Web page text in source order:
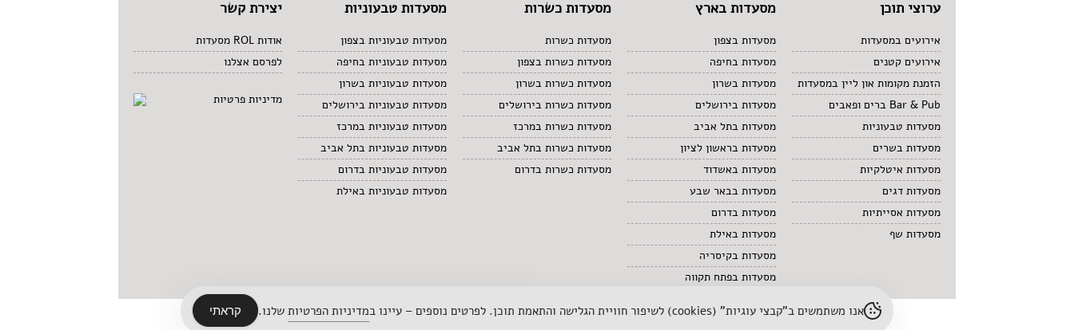
ערוצי תוכן
אירועים במסעדות
אירועים קטנים
הזמנת מקומות און ליין במסעדות
Bar & Pub ברים ופאבים
מסעדות טבעוניות
מסעדות בשרים
מסעדות איטלקיות
מסעדות דגים
מסעדות אסייתיות
מסעדות שף
מסעדות בארץ
מסעדות בצפון
מסעדות בחיפה
מסעדות בשרון
מסעדות בירושלים
מסעדות בתל אביב
מסעדות בראשון לציון
מסעדות באשדוד
מסעדות בבאר שבע
מסעדות בדרום
מסעדות באילת
מסעדות בקיסריה
מסעדות בפתח תקווה
מסעדות כשרות
מסעדות כשרות
מסעדות כשרות בצפון
מסעדות כשרות בשרון
מסעדות כשרות בירושלים
מסעדות כשרות במרכז
מסעדות כשרות בתל אביב
מסעדות כשרות בדרום
מסעדות טבעוניות
מסעדות טבעוניות בצפון
מסעדות טבעוניות בחיפה
מסעדות טבעוניות בשרון
מסעדות טבעוניות בירושלים
מסעדות טבעוניות במרכז
מסעדות טבעוניות בתל אביב
מסעדות טבעוניות בדרום
מסעדות טבעוניות באילת
יצירת קשר
אודות ROL מסעדות
לפרסם אצלנו
מדיניות פרטיות
אנו משתמשים ב"קבצי עוגיות" (cookies) לשיפור חוויית הגלישה והתאמת תוכן. לפרטים נוספים – עיינו ב מדיניות הפרטיות שלנו. קראתי